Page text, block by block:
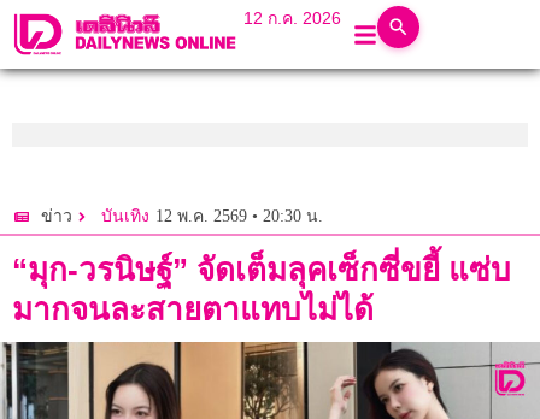
12 ก.ค. 2026
ข่าว บันเทิง 12 พ.ค. 2569 • 20:30 น.
“มุก-วรนิษฐ์” จัดเต็มลุคเซ็กซี่ขยี้ แซ่บ
มากจนละสายตาแทบไม่ได้